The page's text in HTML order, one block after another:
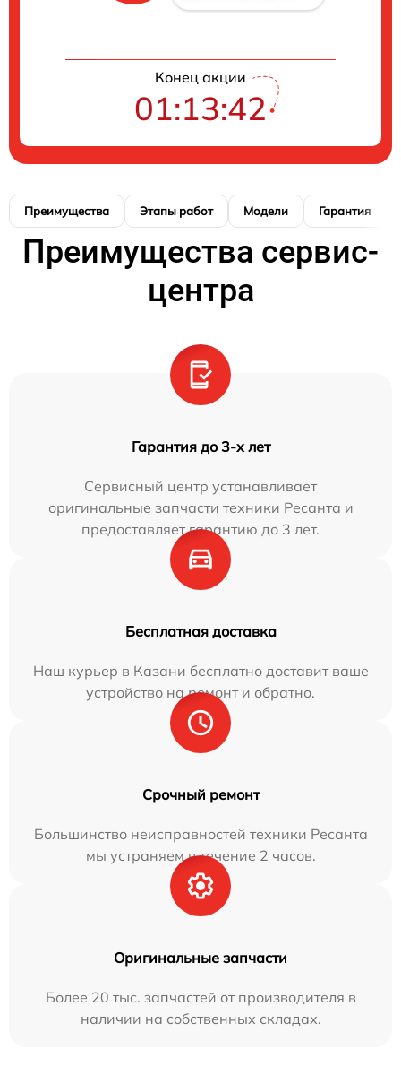
Конец акции
01:13:42
Преимущества Этапы работ Модели Гарантия
Преимущества сервис-
центра
Гарантия до 3-х лет
Сервисный центр устанавливает
оригинальные запчасти техники Ресанта и
предоставляет гарантию до 3 лет.
Бесплатная доставка
Наш курьер в Казани бесплатно доставит ваше
устройство на ремонт и обратно.
Срочный ремонт
Большинство неисправностей техники Ресанта
мы устраняем в течение 2 часов.
Оригинальные запчасти
Более 20 тыс. запчастей от производителя в
наличии на собственных складах.